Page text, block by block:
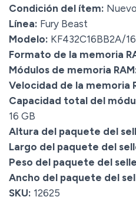
Condición del ítem: Nuevo
Línea: Fury Beast
Modelo: KF432C16BB2A/16
Formato de la memoria
Módulos de memoria
Velocidad de la memoria
Capacidad total del
16 GB
Altura del paquete del
Largo del paquete del
Peso del paquete del
Ancho del paquete del
SKU: 12625